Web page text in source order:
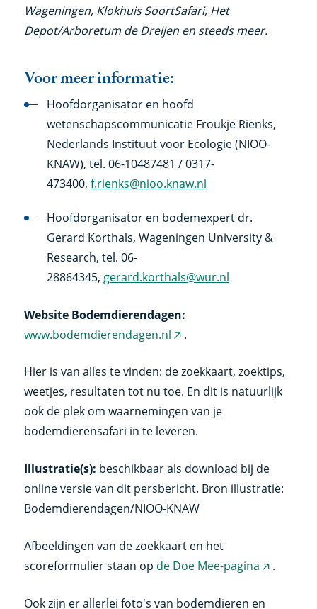
Wageningen, Klokhuis SoortSafari, Het
Depot/Arboretum de Dreijen en steeds meer.
Voor meer informatie:
Hoofdorganisator en hoofd
wetenschapscommunicatie Froukje Rienks,
Nederlands Instituut voor Ecologie (NIOO-
KNAW), tel. 06-10487481 / 0317-
473400, f.rienks@nioo.knaw.nl
Hoofdorganisator en bodemexpert dr.
Gerard Korthals, Wageningen University &
Research, tel. 06-
28864345, gerard.korthals@wur.nl
Website Bodemdierendagen:
www.bodemdierendagen.nl (externe
.
Hier is van alles te vinden: de zoekkaart, zoektips,
weetjes, resultaten tot nu toe. En dit is natuurlijk
ook de plek om waarnemingen van je
bodemdierensafari in te leveren.
Illustratie(s): beschikbaar als download bij de
online versie van dit persbericht. Bron illustratie:
Bodemdierendagen/NIOO-KNAW
Afbeeldingen van de zoekkaart en het
scoreformulier staan op de Doe Mee-pagina (externe
.
Ook zijn er allerlei foto's van bodemdieren en